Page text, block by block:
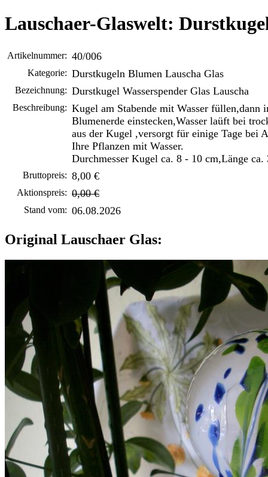
Lauschaer-Glaswelt:
Artikelnummer: 40/006
Kategorie: Durstkugeln Blumen Lauscha Glas
Bezeichnung: Durstkugel Wasserspender Glas Lauscha
Beschreibung: Kugel am Stabende mit Wasser füllen,dann
Blumenerde einstecken,Wasser laüft bei
aus der Kugel ,versorgt für einige Tage bei
Ihre Pflanzen mit Wasser.
Durchmesser Kugel ca. 8 - 10 cm,Länge ca.
Bruttopreis: 8,00 €
Aktionspreis: 0,00 €
Stand vom: 06.08.2026
Original Lauschaer Glas: